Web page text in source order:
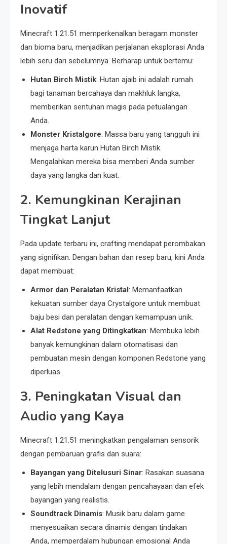
Inovatif
Minecraft 1.21.51 memperkenalkan beragam monster
dan bioma baru, menjadikan perjalanan eksplorasi Anda
lebih seru dari sebelumnya. Berharap untuk bertemu:
Hutan Birch Mistik: Hutan ajaib ini adalah rumah
bagi tanaman bercahaya dan makhluk langka,
memberikan sentuhan magis pada petualangan
Anda.
Monster Kristalgore: Massa baru yang tangguh ini
menjaga harta karun Hutan Birch Mistik.
Mengalahkan mereka bisa memberi Anda sumber
daya yang langka dan kuat.
2. Kemungkinan Kerajinan
Tingkat Lanjut
Pada update terbaru ini, crafting mendapat perombakan
yang signifikan. Dengan bahan dan resep baru, kini Anda
dapat membuat:
Armor dan Peralatan Kristal: Memanfaatkan
kekuatan sumber daya Crystalgore untuk membuat
baju besi dan peralatan dengan kemampuan unik.
Alat Redstone yang Ditingkatkan: Membuka lebih
banyak kemungkinan dalam otomatisasi dan
pembuatan mesin dengan komponen Redstone yang
diperluas.
3. Peningkatan Visual dan
Audio yang Kaya
Minecraft 1.21.51 meningkatkan pengalaman sensorik
dengan pembaruan grafis dan suara:
Bayangan yang Ditelusuri Sinar: Rasakan suasana
yang lebih mendalam dengan pencahayaan dan efek
bayangan yang realistis.
Soundtrack Dinamis: Musik baru dalam game
menyesuaikan secara dinamis dengan tindakan
Anda, memperdalam hubungan emosional Anda